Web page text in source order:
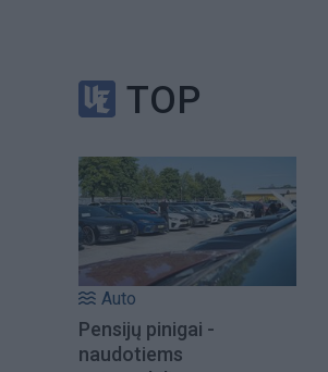
TOP
Auto
Pensijų pinigai -
naudotiems